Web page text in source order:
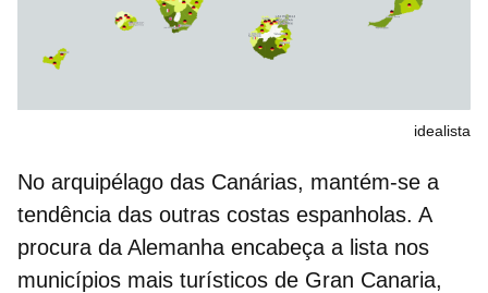
idealista
No arquipélago das Canárias, mantém-se a
tendência das outras costas espanholas. A
procura da Alemanha encabeça a lista nos
municípios mais turísticos de Gran Canaria,